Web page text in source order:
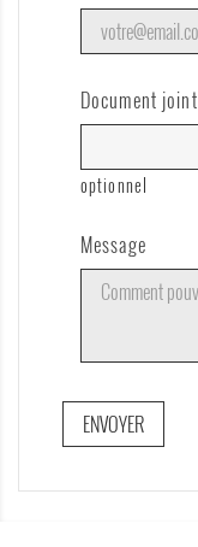
Document joint
optionnel
Message